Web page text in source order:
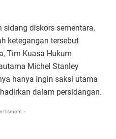
diskors sementara,
ketegangan tersebut
Tim Kuasa Hukum
Michel Stanley
hanya ingin saksi utama
dalam persidangan.
-